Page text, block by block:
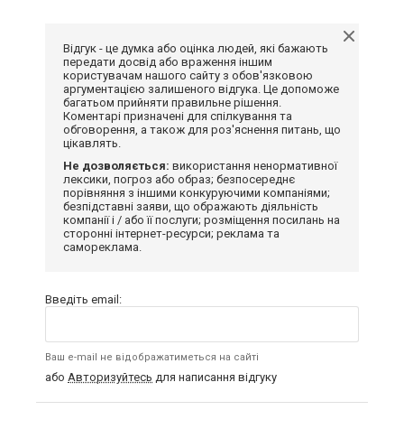
Відгук - це думка або оцінка людей, які бажають
передати досвід або враження іншим
користувачам нашого сайту з обов'язковою
аргументацією залишеного відгука. Це допоможе
багатьом прийняти правильне рішення.
Коментарі призначені для спілкування та
обговорення, а також для роз'яснення питань, що
цікавлять.
Не дозволяється: використання ненормативної
лексики, погроз або образ; безпосереднє
порівняння з іншими конкуруючими компаніями;
безпідставні заяви, що ображають діяльність
компанії і / або її послуги; розміщення посилань на
сторонні інтернет-ресурси; реклама та
самореклама.
Введіть email:
Ваш e-mail не відображатиметься на сайті
або Авторизуйтесь для написання відгуку